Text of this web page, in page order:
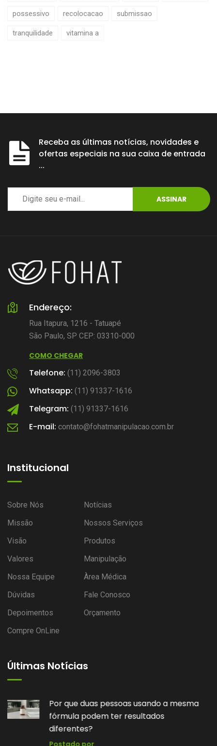
possessivo recolocacao submissao
tranquilidade vitamina a
Receba as últimas notícias, novidades e
ofertas especiais na sua caixa de entrada
...
ASSINAR
Endereço:
Rua Itapura, 1216 - Tatuapé
São Paulo, SP CEP: 03310-000
COMO CHEGAR
Telefone: (11) 2096-3803
Whatsapp: (11) 91337-1616
Telegram: (11) 91337-1616
E-mail: contato@fohatmanipulacao.com.br
Institucional
Sobre Nós
Missão
Visão
Valores
Nossa Equipe
Dúvidas
Depoimentos
Compre OnLine
Notícias
Nossos Serviços
Produtos
Manipulação
Àrea Médica
Fale Conosco
Orçamento
Últimas Notícias
a mesma
Você sabe por que
manipuladas têm prazo